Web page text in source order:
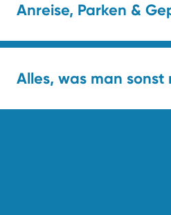
Anreise, Parken &
Alles, was man